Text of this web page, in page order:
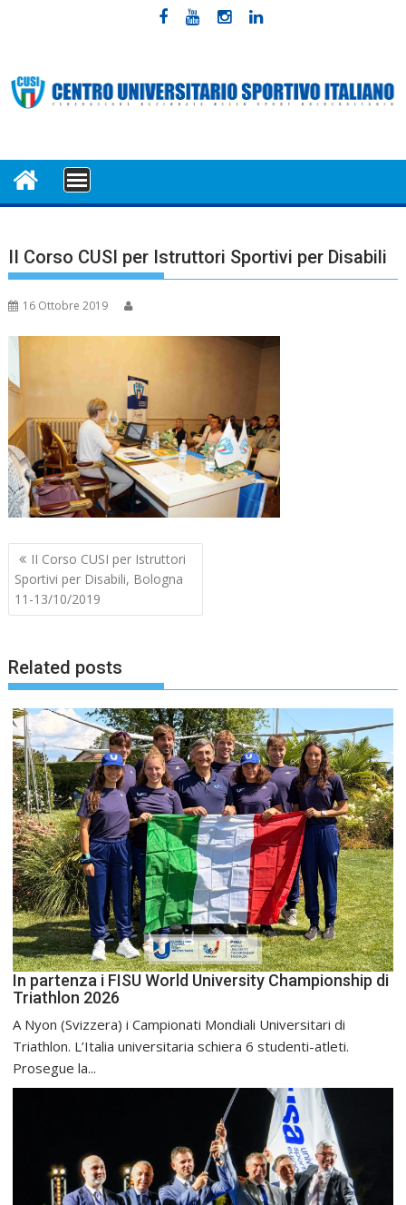
MENU
II Corso CUSI per Istruttori Sportivi per Disabili
16 Ottobre 2019
Navigazione
articoli
II Corso CUSI per Istruttori
Sportivi per Disabili, Bologna
11-13/10/2019
Related posts
In partenza i FISU World University Championship di
Triathlon 2026
A Nyon (Svizzera) i Campionati Mondiali Universitari di
Triathlon. L’Italia universitaria schiera 6 studenti-atleti.
Prosegue la...